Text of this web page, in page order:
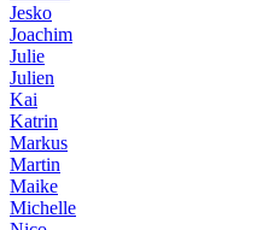
Jesko
Joachim
Julie
Julien
Kai
Katrin
Markus
Martin
Maike
Michelle